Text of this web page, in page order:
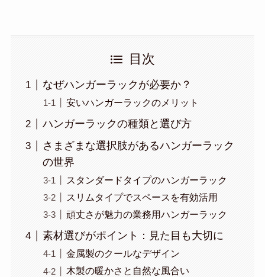
目次
なぜハンガーラックが必要か？
安いハンガーラックのメリット
ハンガーラックの種類と選び方
さまざまな選択肢があるハンガーラック
の世界
スタンダードタイプのハンガーラック
スリムタイプでスペースを有効活用
頑丈さが魅力の業務用ハンガーラック
素材選びがポイント：見た目も大切に
金属製のクールなデザイン
木製の暖かさと自然な風合い